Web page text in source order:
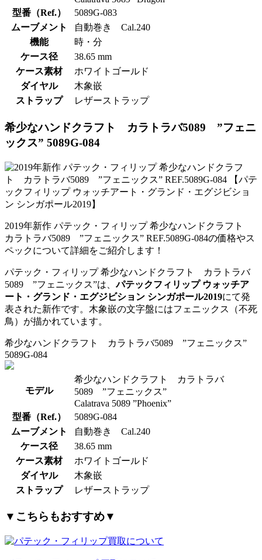
型番（Ref.）
5089G-083
ムーブメント
自動巻き Cal.240
機能
時・分
ケース径
38.65 mm
ケース素材
ホワイトゴールド
ダイヤル
木象嵌
ストラップ
レザーストラップ
希少なハンドクラフト カラトラバ5089 ”フェニ
ックス” 5089G-084
2019年新作 パテック・フィリップ 希少なハンドクラフト
カラトラバ5089 ”フェニックス” REF.5089G-084の価格やス
ペックについて詳細をご紹介します！
パテック・フィリップ 希少なハンドクラフト カラトラバ
5089 ”フェニックス”は、パテックフィリップ ウォッチア
ート・グランド・エグジビション シンガポール2019にて発
表された新作です。木象嵌の文字盤にはフェニックス（不死
鳥）が描かれています。
希少なハンドクラフト カラトラバ5089 ”フェニックス”
5089G-084
モデル
希少なハンドクラフト カラトラバ
5089 ”フェニックス”
Calatrava 5089 ”Phoenix”
型番（Ref.）
5089G-084
ムーブメント
自動巻き Cal.240
ケース径
38.65 mm
ケース素材
ホワイトゴールド
ダイヤル
木象嵌
ストラップ
レザーストラップ
▼こちらもおすすめ▼